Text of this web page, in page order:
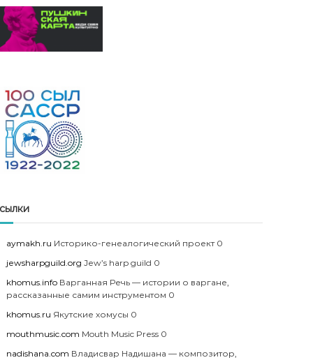
aymakh.ru Историко-генеалогический проект 0
jewsharpguild.org Jew’s harp guild 0
khomus.info Варганная Речь — истории о варгане,
рассказанные самим инструментом 0
khomus.ru Якутские хомусы 0
mouthmusic.com Mouth Music Press 0
nadishana.com Владисвар Надишана — композитор,